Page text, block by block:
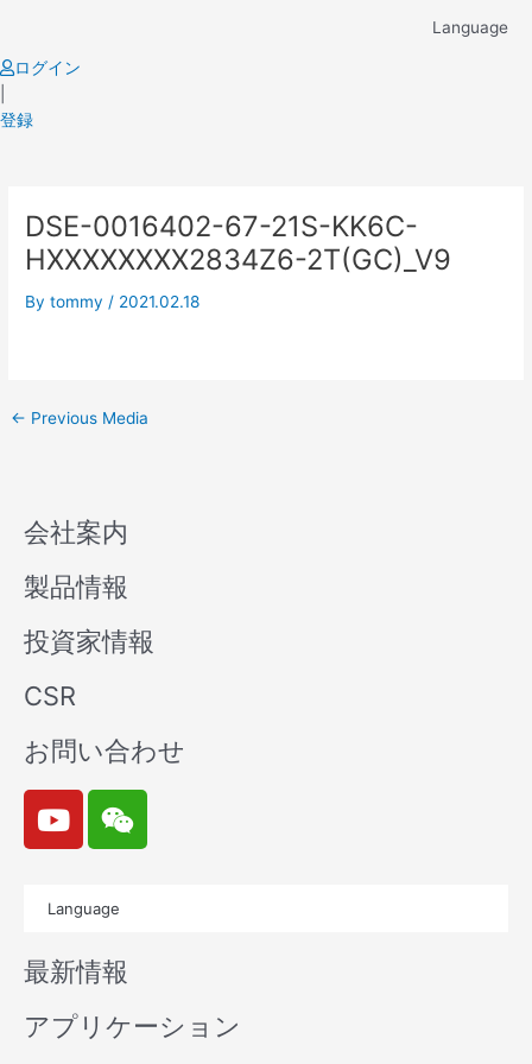
content
Language
ログイン
登録
DSE-0016402-67-21S-KK6C-
HXXXXXXXX2834Z6-2T(GC)_V9
Bytommy / 2021.02.18
navigation
← Previous Media
会社案内
製品情報
投資家情報
CSR
お問い合わせ
Y
o
u
b
e
W
e
i
n
Language
最新情報
アプリケーション